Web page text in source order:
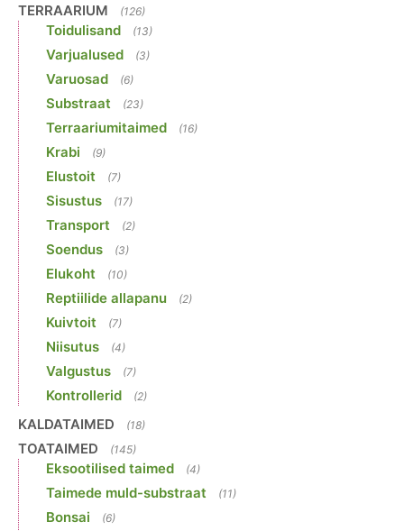
TERRAARIUM (126)
Toidulisand (13)
Varjualused (3)
Varuosad (6)
Substraat (23)
Terraariumitaimed (16)
Krabi (9)
Elustoit (7)
Sisustus (17)
Transport (2)
Soendus (3)
Elukoht (10)
Reptiilide allapanu (2)
Kuivtoit (7)
Niisutus (4)
Valgustus (7)
Kontrollerid (2)
KALDATAIMED (18)
TOATAIMED (145)
Eksootilised taimed (4)
Taimede muld-substraat (11)
Bonsai (6)